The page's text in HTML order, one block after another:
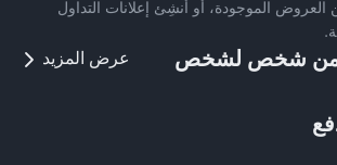
العروض الموجودة، أو أنشِئ إعلانات التداول
من شخص لشخص عرض المزيد